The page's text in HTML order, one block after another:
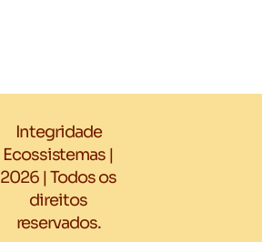
Integridade
Ecossistemas |
2026 | Todos os
direitos
reservados.